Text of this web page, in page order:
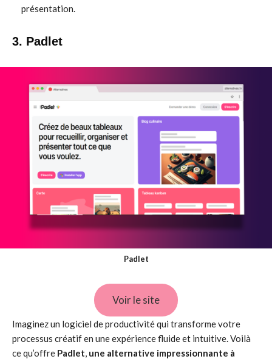
présentation.
3. Padlet
Padlet
Voir le site
Imaginez un logiciel de productivité qui transforme votre
processus créatif en une expérience fluide et intuitive. Voilà
ce qu’offre Padlet, une alternative impressionnante à